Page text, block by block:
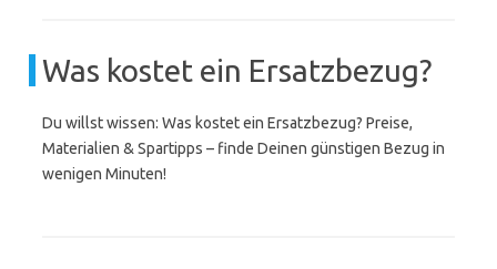
Was kostet ein Ersatzbezug?
Du willst wissen: Was kostet ein Ersatzbezug? Preise,
Materialien & Spartipps – finde Deinen günstigen Bezug in
wenigen Minuten!